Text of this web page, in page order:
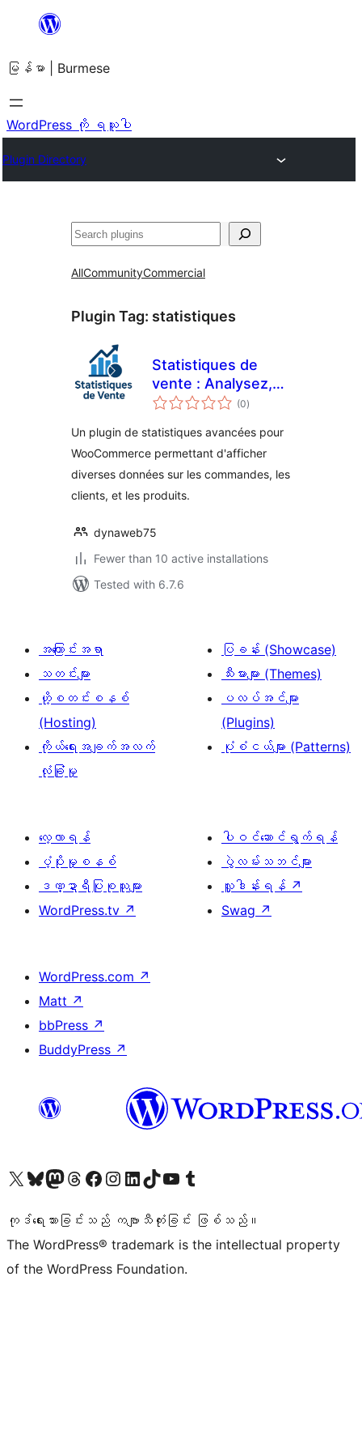
အကြောင်းအရာ
ကျော်သွား
ရန်
မြန်မာ | Burmese
WordPress ကို ရယူပါ
Plugin Directory
ရှာ
AllCommunityCommercial
Plugin Tag: statistiques
Statistiques de
vente : Analysez,
optimisez, vendez
(0total
ratings
)
Un plugin de statistiques avancées pour
WooCommerce permettant d'afficher
diverses données sur les commandes, les
clients, et les produits.
dynaweb75
Fewer than 10 active installations
Tested with 6.7.6
အကြောင်းအရာ
သတင်းများ
ဟို့စတင်းစနစ်
(Hosting)
ကိုယ်ရေးအချက်အလက်
လုံခြုံမှု
ပြခန်း (Showcase)
သီးမားများ (Themes)
ပလပ်အင်များ
(Plugins)
ပုံစံငယ်များ (Patterns)
လေ့လာရန်
ပံ့ပိုးမှုစနစ်
ဒဏ္ဍာရီပြုစုသူများ
WordPress.tv ↗
ပါဝင်ဆောင်ရွက်ရန်
ပွဲလမ်းသဘင်များ
လှူဒါန်းရန် ↗
Swag ↗
WordPress.com ↗
Matt ↗
bbPress ↗
BuddyPress ↗
ကျွန်ုပ်တို့၏ X (ယခင် Twitter) အကောင့်သို့ သွားရောက်ကြည့်ရှုပါကျွန်ုပ်တို့၏ Bluesky အကောင့်သို့ ဝင်ရောက်ကြည့်ရှုရန်
ကျွန်ုပ်တို့၏ Mastodon အကောင့်သို့ သွားရောက်ကြည့်ရှုပါကျွန်ုပ်တို့၏ Threads အကောင့်သို့ ဝင်ရောက်ကြည့်ရှုရန်
ကျွန်ုပ်တို့၏ Facebook စာမျက်နှာသို့ သွားရောက်ကြည့်ရှုပါကျွန်ုပ်တို့၏ Instagram အကောင့်သို့ သွားရောက်ကြည့်ရှုပါ ကျွန်ုပ်တို့၏ LinkedIn အကောင့်သို့ သွားရောက်ကြည့်ရှုပါကျွန်ုပ်တို့၏ TikTok အကောင့်သို့ ဝင်ရောက်ကြည့်ရှုရန်
ကျွန်ုပ်တို့၏ YouTube ချန်နယ်သို့ သွားရောက်ကြည့်ရှုပါ ကျွန်ုပ်တို့၏ Tumblr အကောင့်သို့ ဝင်ရောက်ကြည့်ရှုရန်
ကုဒ်ရေးသားခြင်းသည် ကဗျာသီကုံးခြင်း ဖြစ်သည်။
The WordPress® trademark is the intellectual property
of the WordPress Foundation.